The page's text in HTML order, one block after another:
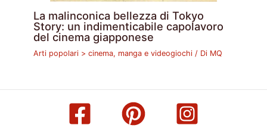
La malinconica bellezza di Tokyo
Story: un indimenticabile capolavoro
del cinema giapponese
Arti popolari > cinema, manga e videogiochi / Di MQ